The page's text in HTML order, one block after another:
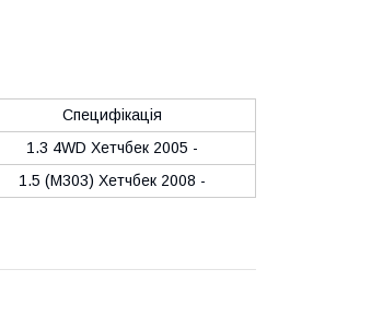
Специфікація
1.3 4WD Хетчбек 2005 -
1.5 (M303) Хетчбек 2008 -